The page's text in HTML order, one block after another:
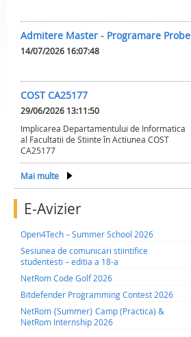
Admitere Master - Programare Probe
14/07/2026 16:07:48
COST CA25177
29/06/2026 13:11:50
Implicarea Departamentului de Informatica
al Facultatii de Stiinte în Actiunea COST
CA25177
Mai multe
E-Avizier
Open4Tech – Summer School 2026
Sesiunea de comunicari stiintifice
studentesti – editia a 18-a
NetRom Code Golf 2026
Bitdefender Programming Contest 2026
NetRom {Summer} Camp (Practica) &
NetRom Internship 2026